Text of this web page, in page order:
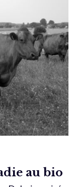
au bio